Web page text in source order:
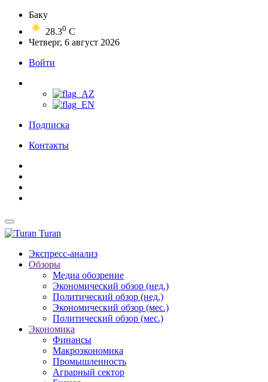
Баку
28.30 C
Четверг, 6 август 2026
Войти
Подписка
Контакты
Turan
Экспресс-анализ
Обзоры
Медиа обозрение
Экономический обзор (нед.)
Политический обзор (нед.)
Экономический обзор (мес.)
Политический обзор (мес.)
Экономика
Финансы
Макроэкономика
Промышленность
Аграрный сектор